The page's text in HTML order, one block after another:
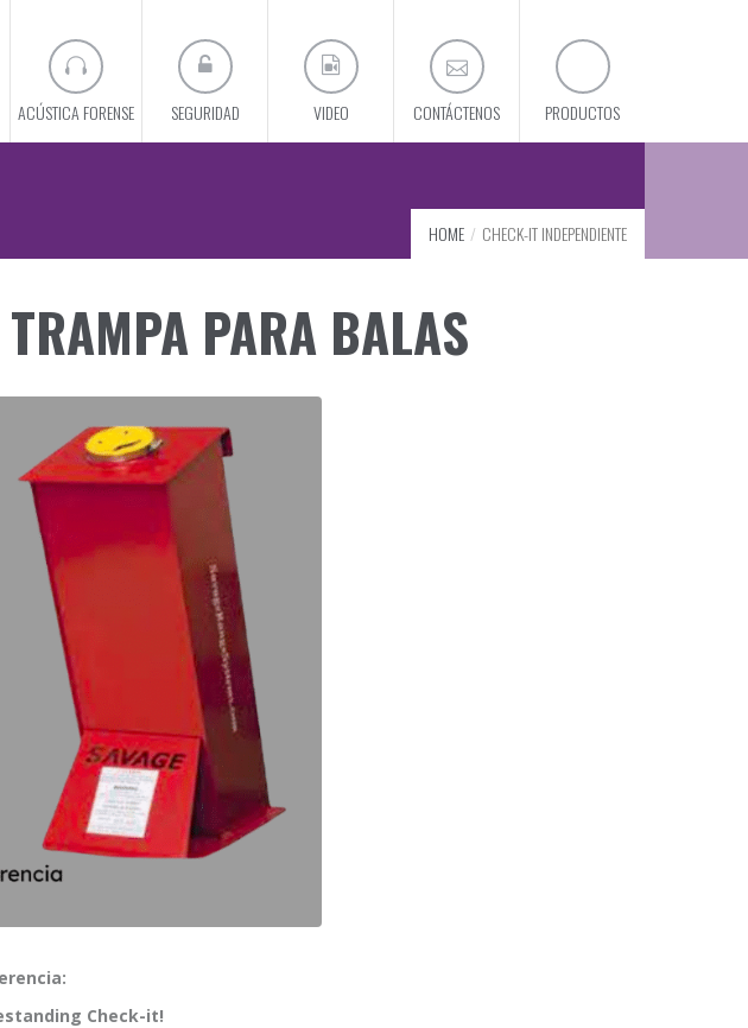
ACÚSTICA FORENSE SEGURIDAD VIDEO CONTÁCTENOS PRODUCTOS
HOME CHECK-IT INDEPENDIENTE
PARA BALAS
Check-it!